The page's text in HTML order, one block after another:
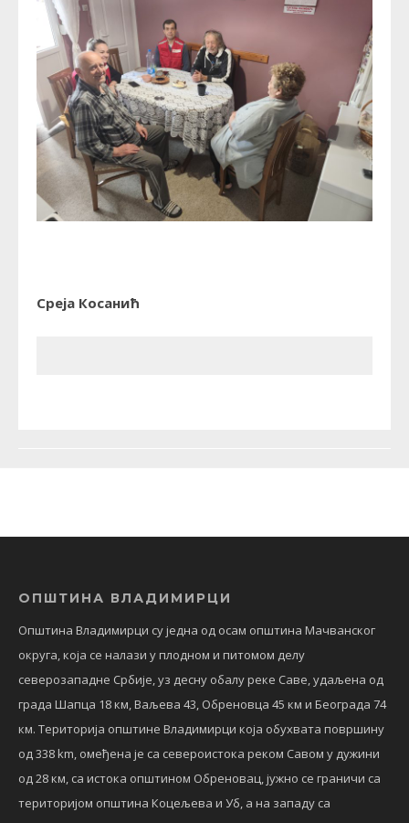
Среја Косанић
ОПШТИНА ВЛАДИМИРЦИ
Општина Владимирци су једна од осам општина Мачванског
округа, која се налази у плодном и питомом делу
северозападне Србије, уз десну обалу реке Саве, удаљена од
града Шапца 18 км, Ваљева 43, Обреновца 45 км и Београда 74
км. Територија општине Владимирци која обухвата површину
од 338 km, омеђена је са североистока реком Савом у дужини
од 28 км, са истока општином Обреновац, јужно се граничи са
територијом општина Коцељева и Уб, а на западу са